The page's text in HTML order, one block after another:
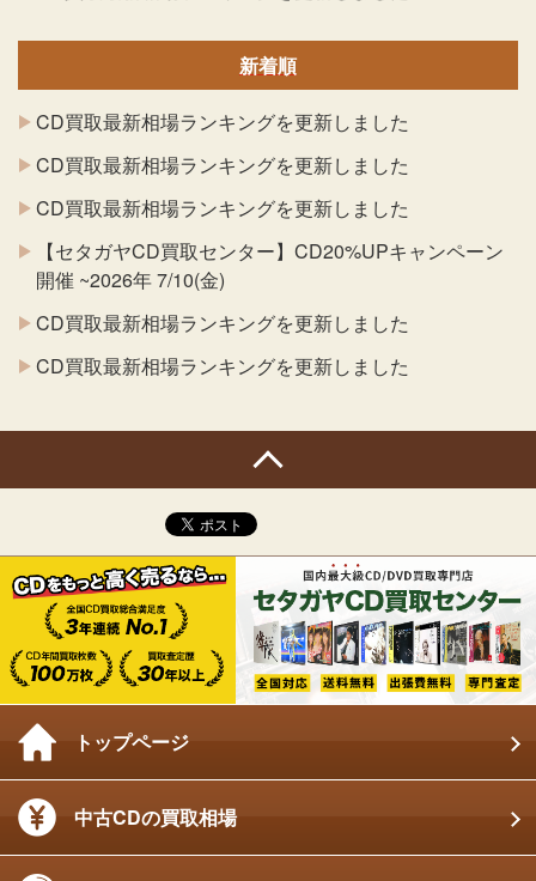
新着順
CD買取最新相場ランキングを更新しました
CD買取最新相場ランキングを更新しました
CD買取最新相場ランキングを更新しました
【セタガヤCD買取センター】CD20%UPキャンペーン
開催 ~2026年 7/10(金)
CD買取最新相場ランキングを更新しました
CD買取最新相場ランキングを更新しました
トップページ
中古CDの買取相場